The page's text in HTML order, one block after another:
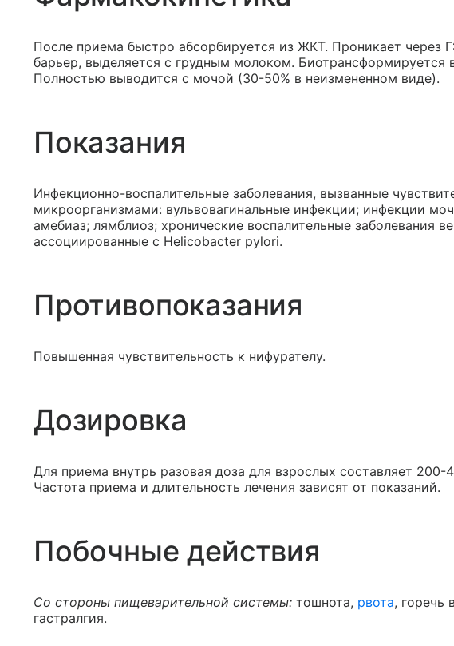
После приема быстро абсорбируется из ЖКТ. Проникает через
барьер, выделяется с грудным молоком. Биотрансформируется
Полностью выводится с мочой (30-50% в неизмененном виде).
Показания
Инфекционно-воспалительные заболевания, вызванные
микроорганизмами: вульвовагинальные инфекции; инфекции
амебиаз; лямблиоз; хронические воспалительные заболевания
ассоциированные с Helicobacter pylori.
Противопоказания
Повышенная чувствительность к нифурателу.
Дозировка
Для приема внутрь разовая доза для взрослых составляет 200-
Частота приема и длительность лечения зависят от показаний.
Побочные действия
Со стороны пищеварительной системы: тошнота, рвота, горечь
гастралгия.